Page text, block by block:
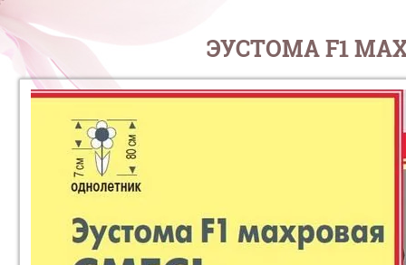
ЭУСТОМА F1